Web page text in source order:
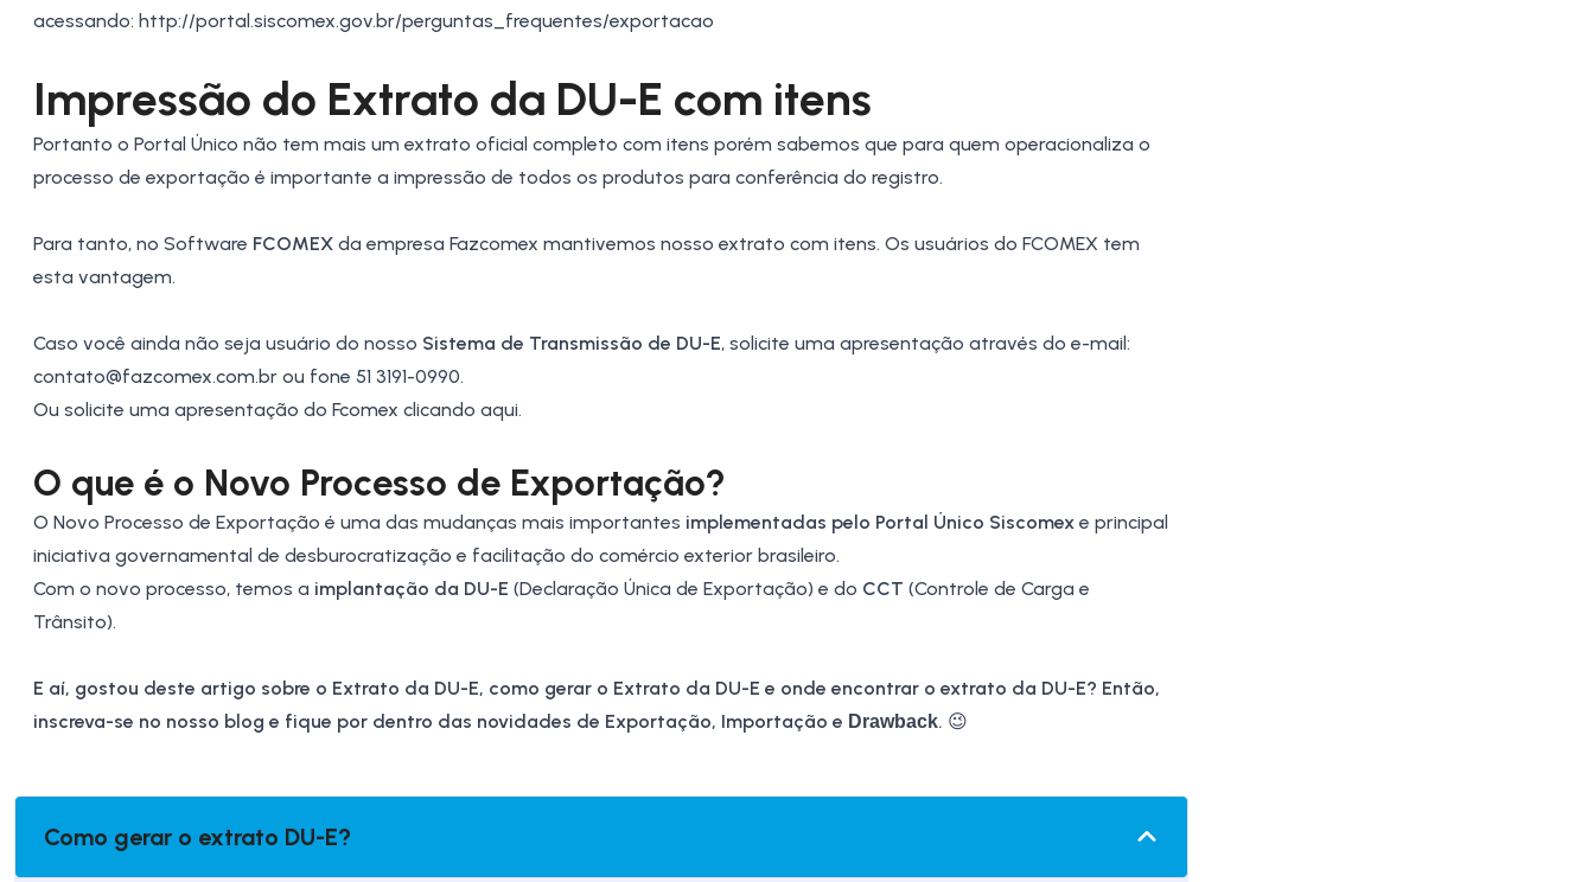
acessando: http://portal.siscomex.gov.br/perguntas_frequentes/exportacao
Impressão do Extrato da DU-E com itens
Portanto o Portal Único não tem mais um extrato oficial completo com itens porém sabemos que para quem operacionaliza o
processo de exportação é importante a impressão de todos os produtos para conferência do registro.
Para tanto, no Software FCOMEX da empresa Fazcomex mantivemos nosso extrato com itens. Os usuários do FCOMEX tem
esta vantagem.
Caso você ainda não seja usuário do nosso Sistema de Transmissão de DU-E, solicite uma apresentação através do e-mail:
contato@fazcomex.com.br ou fone 51 3191-0990.
Ou solicite uma apresentação do Fcomex clicando aqui.
O que é o Novo Processo de Exportação?
O Novo Processo de Exportação é uma das mudanças mais importantes implementadas pelo Portal Único Siscomex e principal
iniciativa governamental de desburocratização e facilitação do comércio exterior brasileiro.
Com o novo processo, temos a implantação da DU-E (Declaração Única de Exportação) e do CCT (Controle de Carga e
Trânsito).
E aí, gostou deste artigo sobre o Extrato da DU-E, como gerar o Extrato da DU-E e onde encontrar o extrato da DU-E? Então,
inscreva-se no nosso blog e fique por dentro das novidades de Exportação, Importação e Drawback. 😉
Como gerar o extrato DU-E?